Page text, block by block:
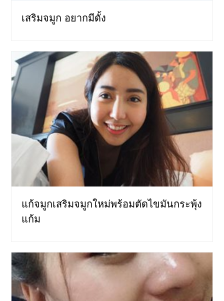
เสริมจมูก อยากมีดั้ง
แก้จมูกเสริมจมูกใหม่พร้อมตัดไขมันกระพุ้ง
แก้ม